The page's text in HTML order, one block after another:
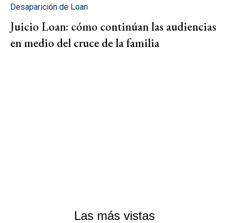
Desaparición de Loan
Juicio Loan: cómo continúan las audiencias
en medio del cruce de la familia
Las más vistas